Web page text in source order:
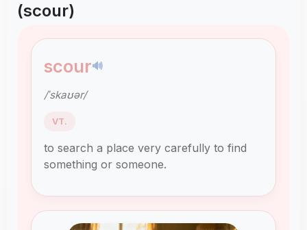
(scour)
scour🔊
/ˈskaʊər/
VT.
to search a place very carefully to find
something or someone.